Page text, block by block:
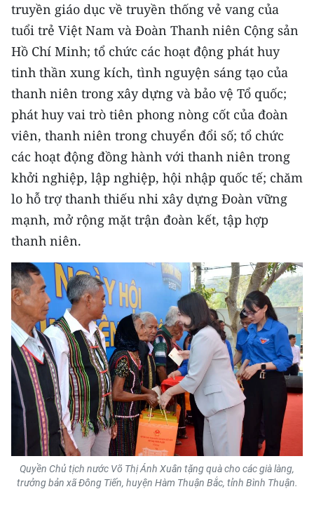
Ảnh
Infographic
TIN MỚI
TIN ĐỊA PHƯƠNG
Trung du và miền núi phía Bắc
Đồng bằng sông Hồng
Bắc Trung Bộ
Duyên hải Nam Trung Bộ và Tây
Nguyên
Đông Nam Bộ
Đồng bằng sông Cửu Long
Chuyên trang Hà Nội
Chuyên trang TP. Hồ Chí Minh
CHUYÊN ĐỀ
CÁC CHUYÊN TRANG
truyền giáo dục về truyền thống vẻ vang của
tuổi trẻ Việt Nam và Đoàn Thanh niên Cộng sản
Hồ Chí Minh; tổ chức các hoạt động phát huy
tinh thần xung kích, tình nguyện sáng tạo của
thanh niên trong xây dựng và bảo vệ Tổ quốc;
phát huy vai trò tiên phong nòng cốt của đoàn
viên, thanh niên trong chuyển đổi số; tổ chức
các hoạt động đồng hành với thanh niên trong
khởi nghiệp, lập nghiệp, hội nhập quốc tế; chăm
lo hỗ trợ thanh thiếu nhi xây dựng Đoàn vững
mạnh, mở rộng mặt trận đoàn kết, tập hợp
thanh niên.
Quyền Chủ tịch nước Võ Thị Ánh Xuân tặng quà cho các già làng,
trưởng bản xã Đông Tiến, huyện Hàm Thuận Bắc, tỉnh Bình Thuận.